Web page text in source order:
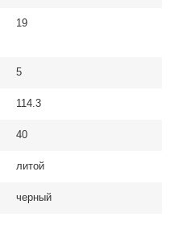
19
5
114.3
40
литой
черный